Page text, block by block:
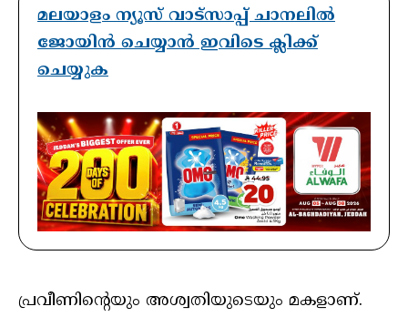
മലയാളം ന്യൂസ് വാട്സാപ്പ് ചാനലിൽ
ജോയിൻ ചെയ്യാൻ ഇവിടെ ക്ലിക്ക്
ചെയ്യുക
പ്രവീണിന്റെയും അശ്വതിയുടെയും മകളാണ്.